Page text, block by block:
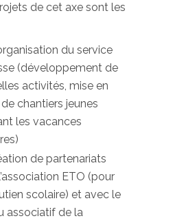
de cet axe sont les
du service
(développement de
activités, mise en
chantiers jeunes
les vacances
de partenariats
ETO (pour
scolaire) et avec le
associatif de la